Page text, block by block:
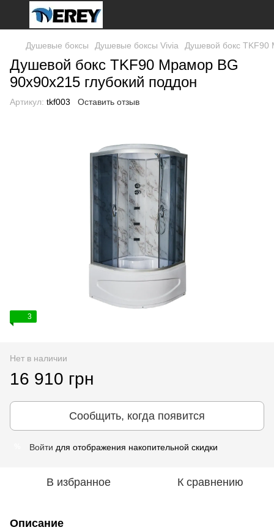
Душевые боксы Душевые боксы Vivia Душевой бокс TKF90
Душевой бокс TKF90 Мрамор BG
90x90x215 глубокий поддон
Артикул: tkf003 Оставить отзыв
3
Нет в наличии
16 910 грн
Сообщить, когда появится
Войти для отображения накопительной скидки
В избранное К сравнению
Описание